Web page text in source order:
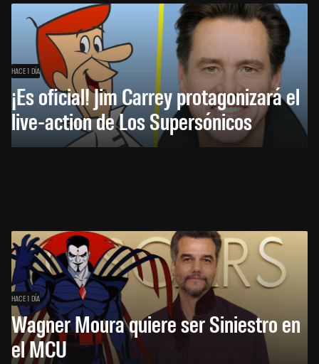
HACE 1 DÍA
¡Es oficial! Jim Carrey protagonizará el
live-action de Los Supersónicos
HACE 1 DÍA
Wagner Moura quiere ser Siniestro en
el MCU